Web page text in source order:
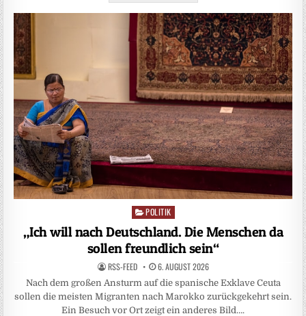
Posted
POLITIK
„Ich will nach Deutschland. Die Menschen da
sollen freundlich sein“
RSS-FEED 6. AUGUST 2026
Nach dem großen Ansturm auf die spanische Exklave Ceuta
sollen die meisten Migranten nach Marokko zurückgekehrt sein.
Ein Besuch vor Ort zeigt ein anderes Bild….